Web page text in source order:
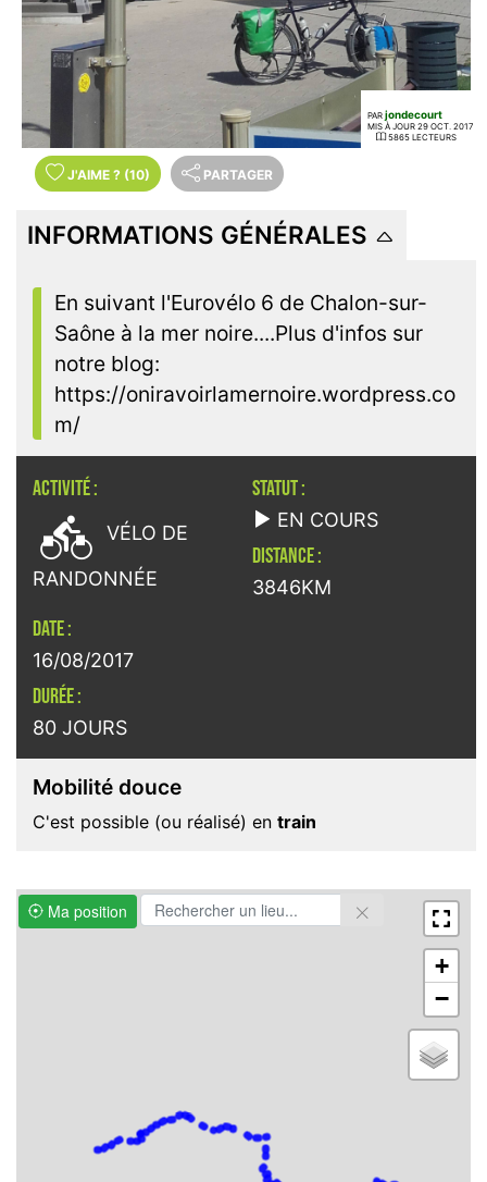
PAR jondecourt
MIS À JOUR 29 OCT. 2017
5865 LECTEURS
J'AIME ? (10) PARTAGER
INFORMATIONS GÉNÉRALES
En suivant l'Eurovélo 6 de Chalon-sur-
Saône à la mer noire....Plus d'infos sur
notre blog:
https://oniravoirlamernoire.wordpress.co
m/
ACTIVITÉ :
 VÉLO DE
RANDONNÉE
STATUT :
EN COURS
DISTANCE :
3846KM
DATE :
16/08/2017
DURÉE :
80 JOURS
Mobilité douce
C'est possible (ou réalisé) en train
Ma position
+
−